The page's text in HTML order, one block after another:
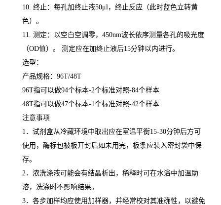
10. 终止：每孔加终止液50μl ，终止反应（此时蓝色立转黄
色）。
11. 测定：以空白空调零， 450nm波长依序测量各孔的吸光度
（OD值）。 测定应在加终止液后15分钟以内进行。
选型：
产品规格： 96T/48T
96T指可以做94个标本-2个标准对照-84个样本
48T指可以做47个标本-1 个标准对照-42个样本
注意事项
1 ．试剂盒从冷藏环境中取出应在室温平衡15-30分钟后方可
使用，酶标包被板开封后如未用完，板条应装入密封袋中保
存。
2 ．浓洗涤液可能会有结晶析出，稀释时可在水浴中加温助
溶，洗涤时不影响结果。
3．各步加样均应使用加样器，并经常校对其准确性，以避免